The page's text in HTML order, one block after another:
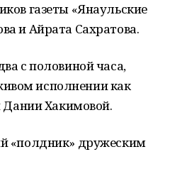
газеты «Янаульские
и Айрата Сахратова.
с половиной часа,
исполнении как
Дании Хакимовой.
«полдник» дружеским